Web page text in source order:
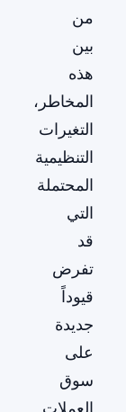
من
بين
هذه
المخاطر،
التغيرات
التنظيمية
المحتملة
التي
قد
تفرض
قيوداً
جديدة
على
سوق
العملات